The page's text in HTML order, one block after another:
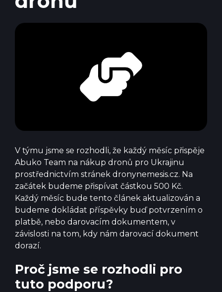
V týmu jsme se rozhodli, že každý měsíc přispěje
Abuko Team na nákup dronů pro Ukrajinu
prostřednictvím stránek dronynemesis.cz. Na
začátek budeme přispívat částkou 500 Kč.
Každý měsíc bude tento článek aktualizován a
budeme dokládat příspěvky buď potvrzením o
platbě, nebo darovacím dokumentem, v
závislosti na tom, kdy nám darovací dokument
dorazí.
Proč jsme se rozhodli pro
tuto podporu?